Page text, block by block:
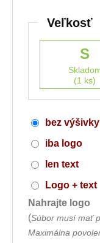
Veľkosť
S
(1 ks)
bez výšivky
iba logo
len text
Logo + text
Nahrajte logo
(Súbor musí mať
Maximálna